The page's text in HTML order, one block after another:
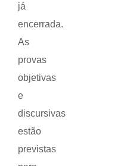
já
encerrada.
As
provas
objetivas
e
discursivas
estão
previstas